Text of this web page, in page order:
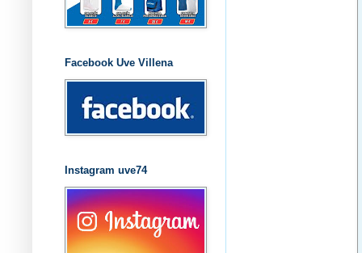
Facebook Uve Villena
Instagram uve74